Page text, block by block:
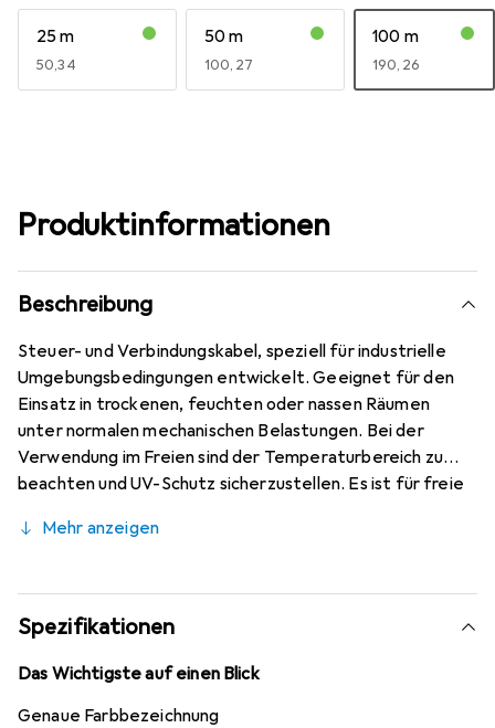
25 m
EUR
50,34
50 m
EUR
100,27
100 m
EUR
190,26
Produktinformationen
Beschreibung
Steuer- und Verbindungskabel, speziell für industrielle
Umgebungsbedingungen entwickelt. Geeignet für den
Einsatz in trockenen, feuchten oder nassen Räumen
unter normalen mechanischen Belastungen. Bei der
Verwendung im Freien sind der Temperaturbereich zu
beachten und UV-Schutz sicherzustellen. Es ist für freie
für die feste Installation vorgesehen.
Mehr anzeigen
Spezifikationen
Das Wichtigste auf einen Blick
Genaue Farbbezeichnung